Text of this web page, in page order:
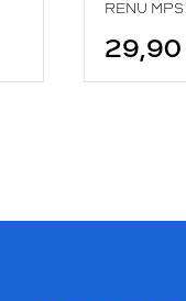
RENU
29,90